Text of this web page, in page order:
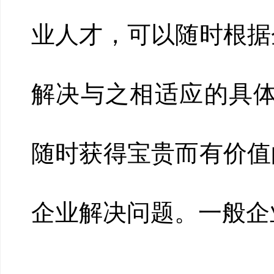
业人才，可以随时根
解决与之相适应的具
随时获得宝贵而有价
企业解决问题。一般